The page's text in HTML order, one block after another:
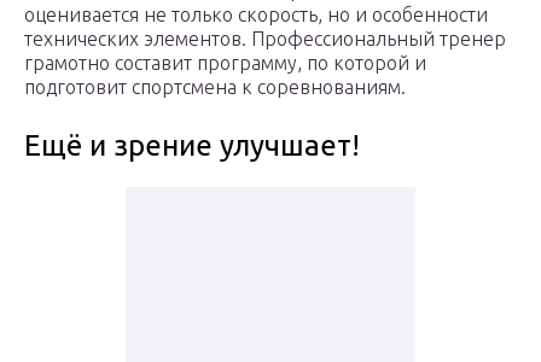
оценивается не только скорость, но и особенности
технических элементов. Профессиональный тренер
грамотно составит программу, по которой и
подготовит спортсмена к соревнованиям.
Ещё и зрение улучшает!